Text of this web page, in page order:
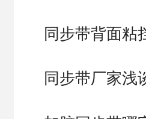
同步带背面粘
同步带厂家浅